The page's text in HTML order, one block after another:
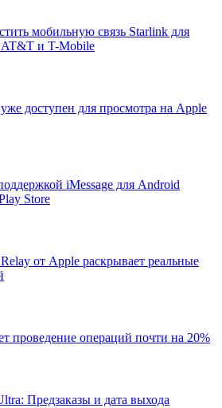
мобильную связь Starlink для
AT&T и T-Mobile
доступен для просмотра на Apple
iMessage для Android
Store
от Apple раскрывает реальные
проведение операций почти на 20%
Предзаказы и дата выхода